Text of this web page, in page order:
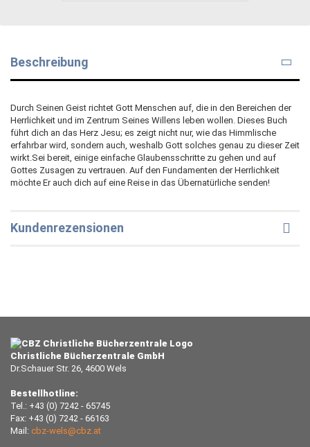
Beschreibung
Durch Seinen Geist richtet Gott Menschen auf, die in den Bereichen der
Herrlichkeit und im Zentrum Seines Willens leben wollen. Dieses Buch
führt dich an das Herz Jesu; es zeigt nicht nur, wie das Himmlische
erfahrbar wird, sondern auch, weshalb Gott solches genau zu dieser Zeit
wirkt.Sei bereit, einige einfache Glaubensschritte zu gehen und auf
Gottes Zusagen zu vertrauen. Auf den Fundamenten der Herrlichkeit
möchte Er auch dich auf eine Reise in das Übernatürliche senden!
Kundenrezensionen
Christliche Bücherzentrale GmbH
Dr.Schauer Str. 26, 4600 Wels
Bestellhotline:
Tel.: +43 (0) 7242 - 65745
Fax: +43 (0) 7242 - 66163
Mail: cbz-wels@cbz.at